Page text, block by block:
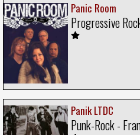
Panic Room
Progressive
Panik LTDC
Punk-Rock -